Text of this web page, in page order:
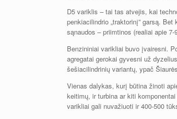
D5 variklis – tai tas atvejis, kai
penkiacilindrio „traktorinį” garsą.
sąnaudos – priimtinos (realiai apie
Benzininiai varikliai buvo įvairesni.
agregatai gerokai gyvesni už
šešiacilindrinių variantų, ypač
Vienas dalykas, kurį būtina žinoti
keitimų, ir turbina ar kiti
varikliai gali nuvažiuoti ir 400-500